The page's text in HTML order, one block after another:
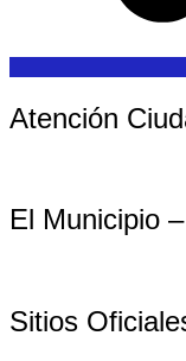
Atención
El Municipio
Sitios